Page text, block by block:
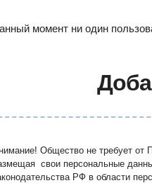
момент ни один
Общество не требует от
свои персональные
РФ в области